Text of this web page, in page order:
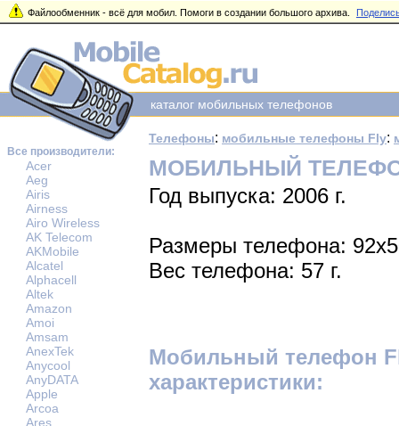
Файлообменник - всё для мобил. Помоги в создании большого архива.
Все производители:
Acer
Aeg
Airis
Airness
Airo Wireless
AK Telecom
AKMobile
Alcatel
Alphacell
Altek
Amazon
Amoi
Amsam
AnexTek
Anycool
AnyDATA
Apple
Arcoa
Ares
каталог мобильных телефонов
Телефоны: мобильные телефоны Fly:
МОБИЛЬНЫЙ
Год выпуска: 2006 г.
Размеры телефона:
Вес телефона: 57 г.
Мобильный телефон
характеристики: